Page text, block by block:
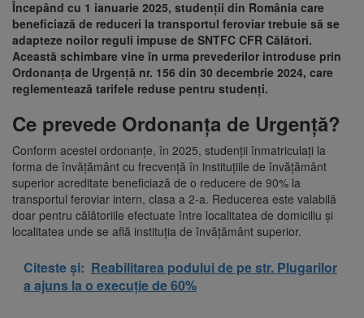
Începând cu 1 ianuarie 2025, studenții din România care
beneficiază de reduceri la transportul feroviar trebuie să se
adapteze noilor reguli impuse de SNTFC CFR Călători.
Această schimbare vine în urma prevederilor introduse prin
Ordonanța de Urgență nr. 156 din 30 decembrie 2024, care
reglementează tarifele reduse pentru studenți.
Ce prevede Ordonanța de Urgență?
Conform acestei ordonanțe, în 2025, studenții înmatriculați la
forma de învățământ cu frecvență în instituțiile de învățământ
superior acreditate beneficiază de o reducere de 90% la
transportul feroviar intern, clasa a 2-a. Reducerea este valabilă
doar pentru călătoriile efectuate între localitatea de domiciliu și
localitatea unde se află instituția de învățământ superior.
Citeste și: Reabilitarea podului de pe str. Plugarilor
a ajuns la o execuție de 60%